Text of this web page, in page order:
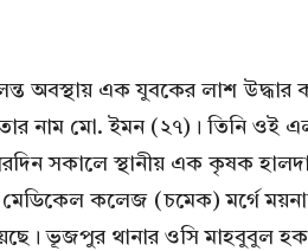
অবস্থায় এক যুবকের লাশ
নাম মো. ইমন (২৭)। তিনি ওই
সকালে স্থানীয় এক কৃষক
মেডিকেল কলেজ (চমেক) মর্গে
ভূজপুর থানার ওসি মাহবুবুল